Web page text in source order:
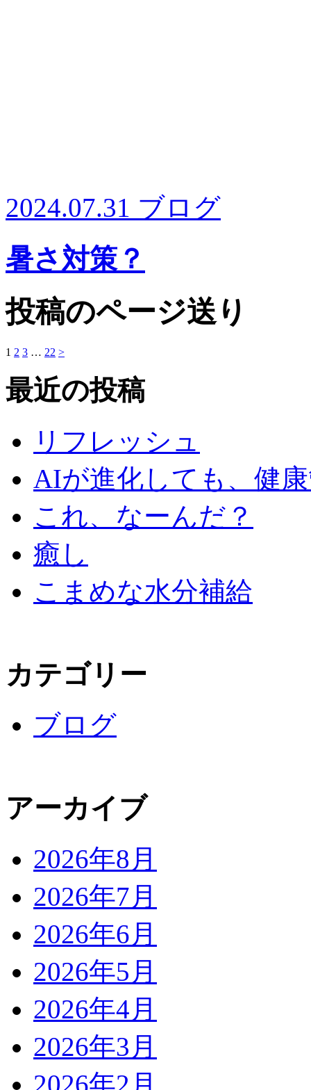
2024.07.31 ブログ
暑さ対策？
投稿のページ送り
1 2 3 … 22 >
最近の投稿
リフレッシュ
AIが進化しても、健
これ、なーんだ？
癒し
こまめな水分補給
カテゴリー
ブログ
アーカイブ
2026年8月
2026年7月
2026年6月
2026年5月
2026年4月
2026年3月
2026年2月